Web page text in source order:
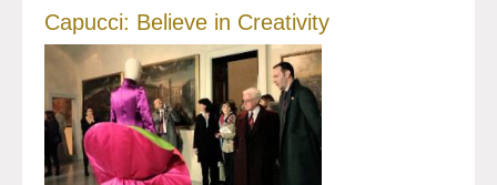
Capucci: Believe in Creativity